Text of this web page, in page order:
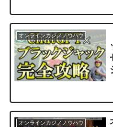
オンラインカジノノウハウ
オンラインカジノノウハウ